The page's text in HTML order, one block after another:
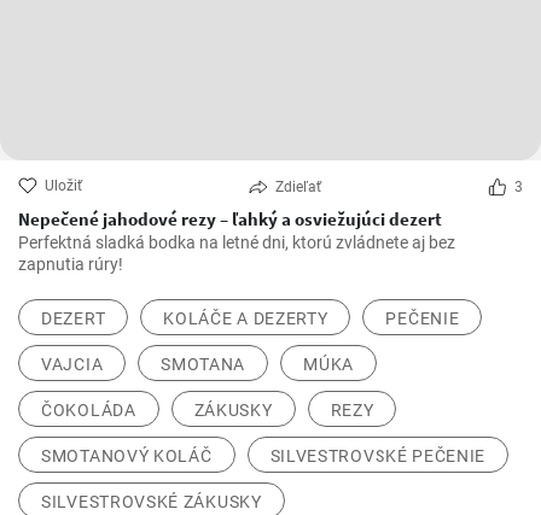
Uložiť Zdieľať 3
Nepečené jahodové rezy – ľahký a osviežujúci dezert
Perfektná sladká bodka na letné dni, ktorú zvládnete aj bez
zapnutia rúry!
DEZERT KOLÁČE A DEZERTY PEČENIE
VAJCIA SMOTANA MÚKA
ČOKOLÁDA ZÁKUSKY REZY
SMOTANOVÝ KOLÁČ SILVESTROVSKÉ PEČENIE
SILVESTROVSKÉ ZÁKUSKY